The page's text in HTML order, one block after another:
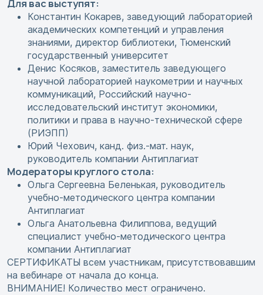
Для вас выступят:
Константин Кокарев, заведующий лабораторией
академических компетенций и управления
знаниями, директор библиотеки, Тюменский
государственный университет
Денис Косяков, заместитель заведующего
научной лабораторией наукометрии и научных
коммуникаций, Российский научно-
исследовательский институт экономики,
политики и права в научно-технической сфере
(РИЭПП)
Юрий Чехович, канд. физ.-мат. наук,
руководитель компании Антиплагиат
Модераторы круглого стола:
Ольга Сергеевна Беленькая, руководитель
учебно-методического центра компании
Антиплагиат
Ольга Анатольевна Филиппова, ведущий
специалист учебно-методического центра
компании Антиплагиат
СЕРТИФИКАТЫ всем участникам, присутствовавшим
на вебинаре от начала до конца.
ВНИМАНИЕ! Количество мест ограничено.